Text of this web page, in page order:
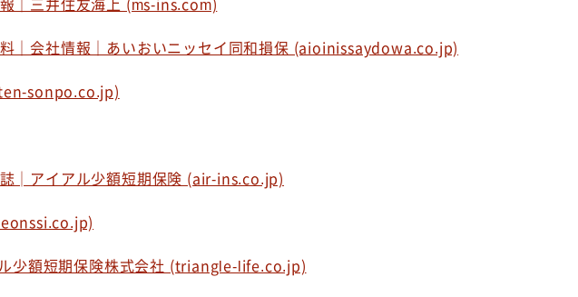
｜会社情報｜あいおいニッセイ同和損保 (aioinissaydowa.co.jp)
sonpo.co.jp)
│アイアル少額短期保険 (air-ins.co.jp)
少額短期保険株式会社 (triangle-life.co.jp)